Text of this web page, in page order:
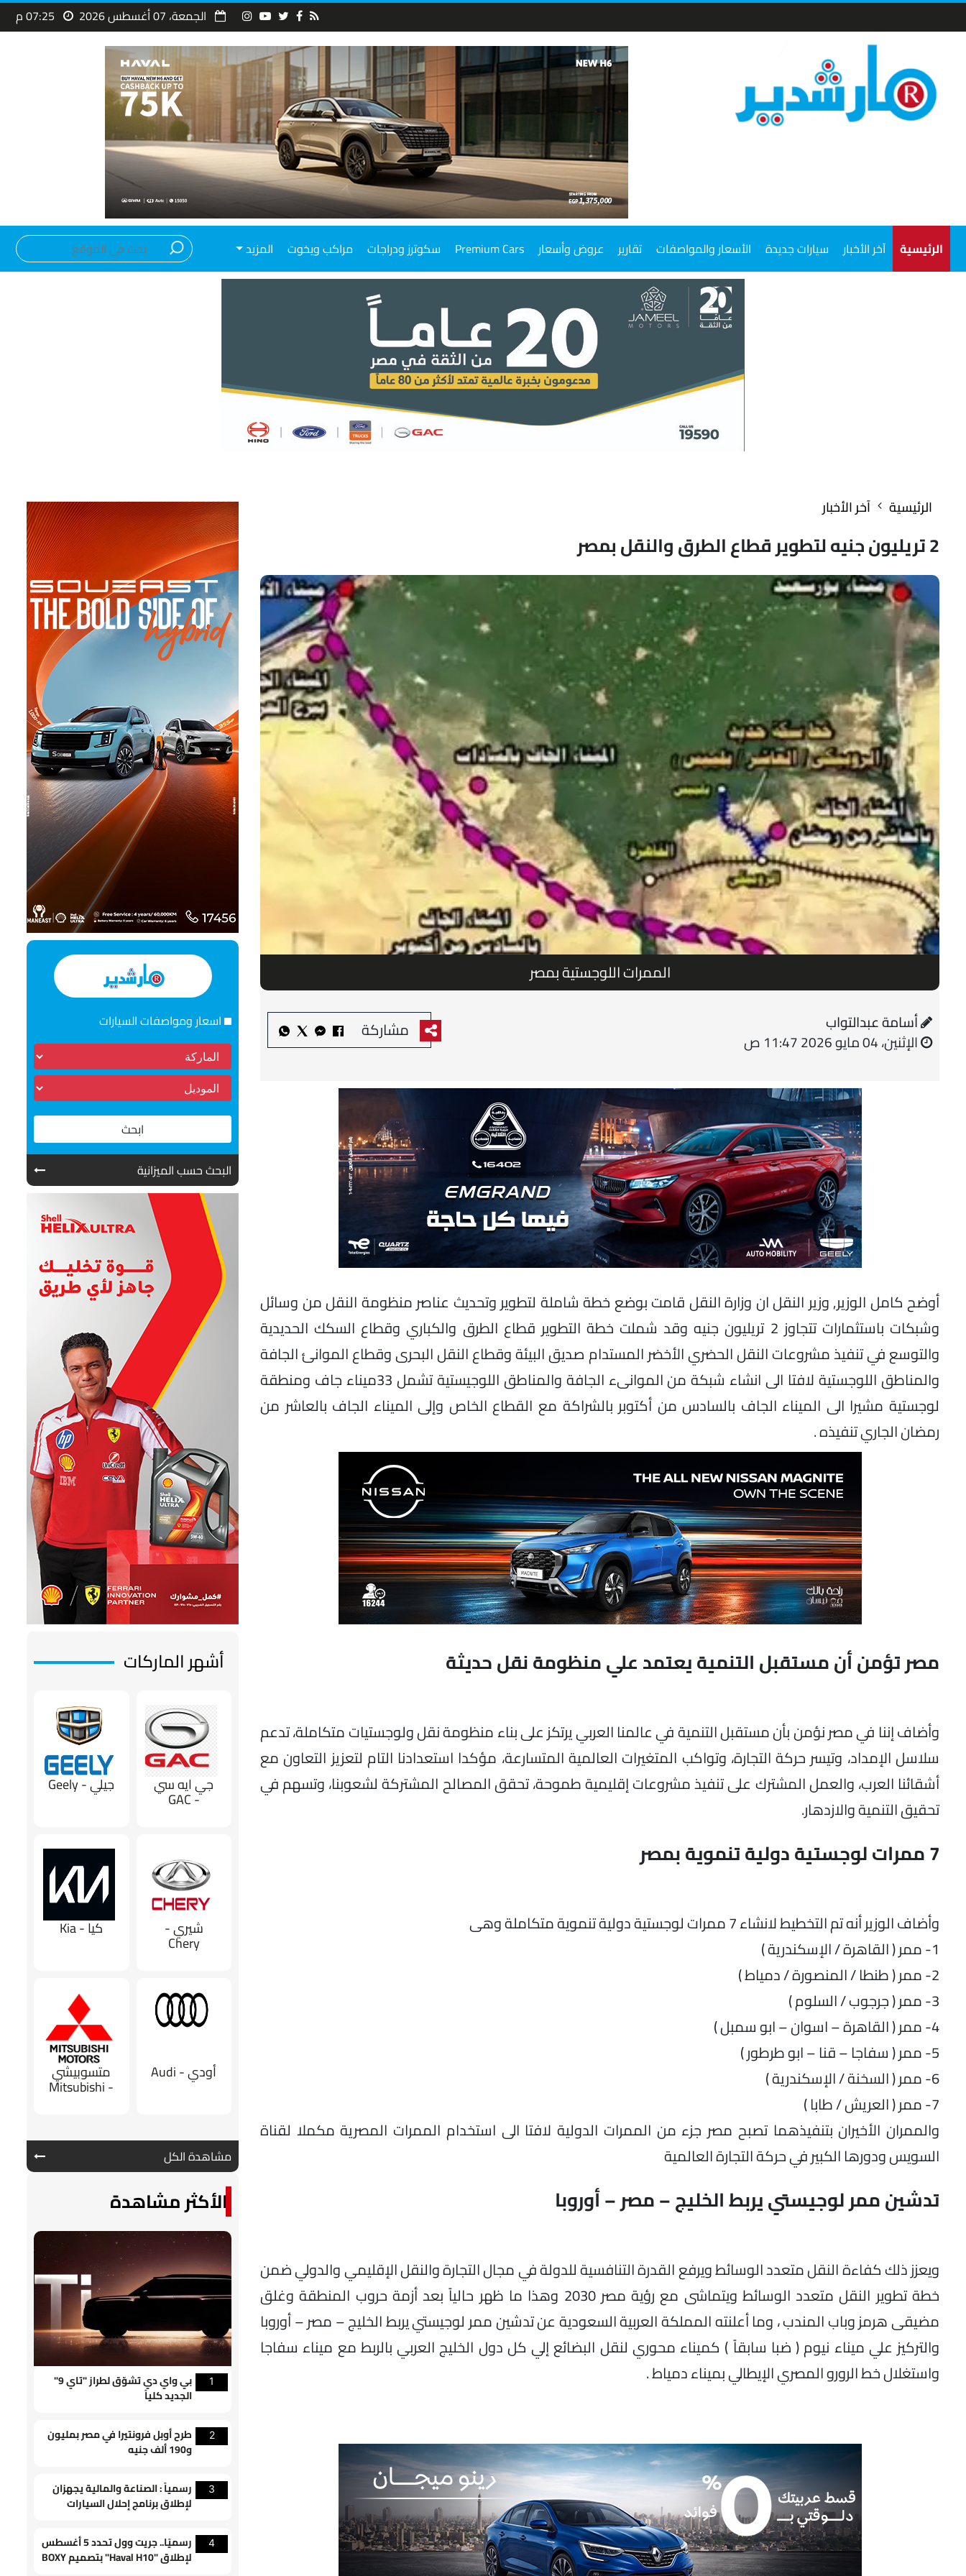
الجمعة، 07 أغسطس 2026
الرئيسية آخر الأخبار سيارات جديدة الأسعار والمواصفات تقارير عروض وأسعار Premium Cars سكوترز ودراجات مراكب ويخوت المزيد
الرئيسية آخر الأخبار
2 تريليون جنيه لتطوير قطاع الطرق والنقل بمصر
الممرات اللوجستية بمصر
أسامة عبدالتواب
الإثنين، 04 مايو 2026 11:47 ص مشاركة
أوضح كامل الوزير, وزير النقل ان وزارة النقل قامت بوضع خطة شاملة لتطوير وتحديث عناصر منظومة النقل من وسائل
وشبكات باستثمارات تتجاوز 2 تريليون جنيه وقد شملت خطة التطوير قطاع الطرق والكباري وقطاع السكك الحديدية
والتوسع في تنفيذ مشروعات النقل الحضري الأخضر المستدام صديق البيئة وقطاع النقل البحرى وقطاع الموانئ الجافة
والمناطق اللوجستية لافتا الى انشاء شبكة من الموانىء الجافة والمناطق اللوجيستية تشمل 33ميناء جاف ومنطقة
لوجستية مشيرا الى الميناء الجاف بالسادس من أكتوبر بالشراكة مع القطاع الخاص وإلى الميناء الجاف بالعاشر من
رمضان الجاري تنفيذه .
مصر تؤمن أن مستقبل التنمية يعتمد علي منظومة نقل حديثة
وأضاف إننا في مصر نؤمن بأن مستقبل التنمية في عالمنا العربي يرتكز على بناء منظومة نقل ولوجستيات متكاملة، تدعم
سلاسل الإمداد، وتيسر حركة التجارة، وتواكب المتغيرات العالمية المتسارعة، مؤكدا استعدادنا التام لتعزيز التعاون مع
أشقائنا العرب، والعمل المشترك على تنفيذ مشروعات إقليمية طموحة، تحقق المصالح المشتركة لشعوبنا، وتسهم في
تحقيق التنمية والازدهار.
7 ممرات لوجستية دولية تنموية بمصر
وأضاف الوزير أنه تم التخطيط لانشاء 7 ممرات لوجستية دولية تنموية متكاملة وهى
1- ممر ( القاهرة / الإسكندرية )
2- ممر ( طنطا / المنصورة / دمياط )
3- ممر ( جرجوب / السلوم )
4- ممر ( القاهرة – اسوان – ابو سمبل )
5- ممر ( سفاجا – قنا – ابو طرطور )
6- ممر ( السخنة / الإسكندرية )
7- ممر ( العريش / طابا )
والممران الأخيران بتنفيذهما تصبح مصر جزء من الممرات الدولية لافتا الى استخدام الممرات المصرية مكملا لقناة
السويس ودورها الكبير في حركة التجارة العالمية
تدشين ممر لوجيستي يربط الخليج – مصر – أوروبا
ويعزز ذلك كفاءة النقل متعدد الوسائط ويرفع القدرة التنافسية للدولة في مجال التجارة والنقل الإقليمي والدولي ضمن
خطة تطوير النقل متعدد الوسائط ويتماشى مع رؤية مصر 2030 وهذا ما ظهر حالياً بعد أزمة حروب المنطقة وغلق
مضيقى هرمز وباب المندب ، وما أعلنته المملكة العربية السعودية عن تدشين ممر لوجيستي يربط الخليج – مصر – أوروبا
والتركيز علي ميناء نيوم ( ضبا سابقاً ) كميناء محوري لنقل البضائع إلي كل دول الخليج العربي بالربط مع ميناء سفاجا
واستغلال خط الرورو المصري الإيطالي بميناء دمياط .
اسعار ومواصفات السيارات
ابحث
البحث حسب الميزانية
أشهر الماركات
جي ايه سي
- GAC
جيلي - Geely
شيري -
Chery
كيا - Kia
أودي - Audi متسوبيشي
- Mitsubishi
مشاهدة الكل
الأكثر مشاهدة
1
بي واي دي تشوّق لطراز "تاي 9"
الجديد كلياً
2
طرح أوبل فرونتيرا في مصر بمليون
و190 ألف جنيه
3
رسمياً : الصناعة والمالية يجهزان
لإطلاق برنامج إحلال السيارات
4
رسميًا.. جريت وول تحدد 5 أغسطس
لإطلاق "Haval H10" بتصميم BOXY